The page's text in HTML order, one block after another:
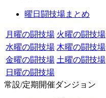
曜日闘技場まとめ
月曜の闘技場 火曜の闘技場
水曜の闘技場 木曜の闘技場
金曜の闘技場 土曜の闘技場
日曜の闘技場
常設/定期開催ダンジョン